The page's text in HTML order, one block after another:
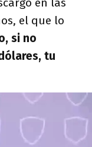
el que lo
si no
tu